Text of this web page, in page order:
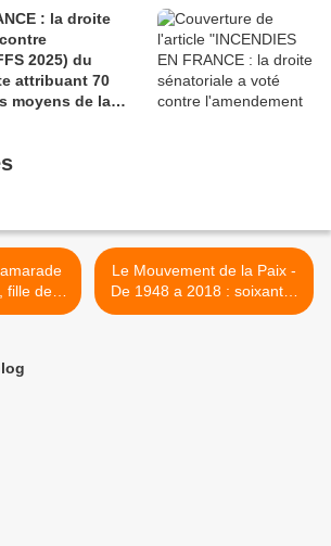
: la droite
2025) du
attribuant 70
moyens de la
fille de
et ex
et
Le Mouvement de la Paix -
De 1948 a 2018 : soixante-
dix ans de luttes pour la